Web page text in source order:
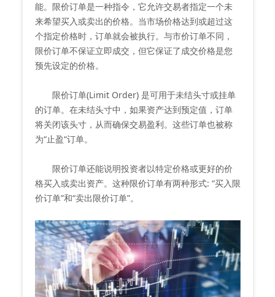
能。限价订单是一种指令，它允许交易者指定一个未
来希望买入或卖出的价格。当市场价格达到或超过这
个指定价格时，订单就会被执行。与市价订单不同，
限价订单不保证立即成交，但它保证了成交价格是您
预先设定的价格。
限价订单(Limit Order) 是可用于未结头寸或挂单
的订单。在未结头寸中，如果资产达到预定值，订单
将关闭该头寸，从而确保交易盈利。这些订单也被称
为“止盈“订单。
限价订单还能说明投资者以特定价格或更好的价
格买入或卖出资产。这种限价订单有两种形式: “买入限
价订单”和“卖出限价订单”。